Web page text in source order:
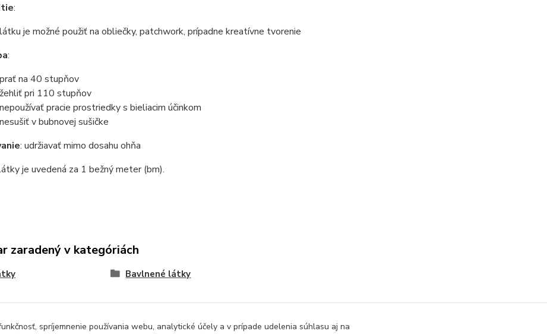
:
látku je možné použiť na obliečky, patchwork, prípadne kreatívne tvorenie
:
prať na 40 stupňov
žehliť pri 110 stupňov
nepoužívať pracie prostriedky s bieliacim účinkom
nesušiť v bubnovej sušičke
: udržiavať mimo dosahu ohňa
je uvedená za 1 bežný meter (bm).
zaradený v kategóriách
Bavlnené látky
spríjemnenie používania webu, analytické účely a v prípade udelenia súhlasu aj na